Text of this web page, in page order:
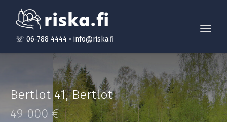
☏ 06-788 4444 • info@riska.fi
Bertlot 41,Bertlot
49 000 €